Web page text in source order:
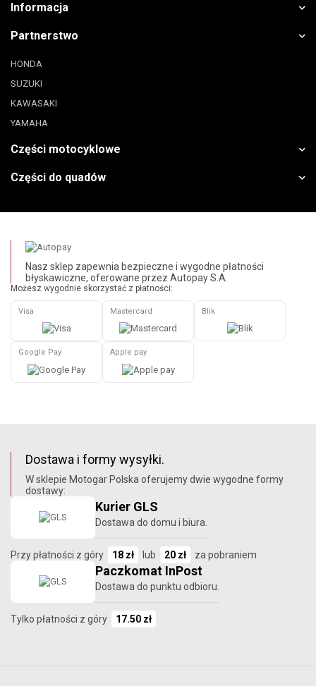
Informacja
Partnerstwo
HONDA
SUZUKI
KAWASAKI
YAMAHA
Części motocyklowe
Części do quadów
Nasz sklep zapewnia bezpieczne i wygodne płatności
błyskawiczne, oferowane przez Autopay S.A.
Możesz wygodnie skorzystać z płatności:
Visa Mastercard Blik
Google Pay Apple pay
Dostawa i formy wysyłki.
W sklepie Motogar Polska oferujemy dwie wygodne formy
dostawy:
Kurier GLS
Dostawa do domu i biura.
Przy płatności z góry 18 zł lub 20 zł za pobraniem
Paczkomat InPost
Dostawa do punktu odbioru.
Tylko płatności z góry 17.50 zł